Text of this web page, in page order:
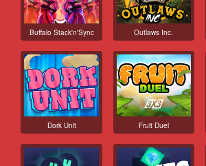
Buffalo Stack'n'Sync Outlaws Inc.
Dork Unit Fruit Duel